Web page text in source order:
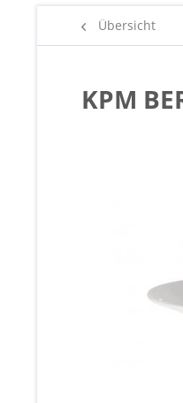
Übersicht
KPM